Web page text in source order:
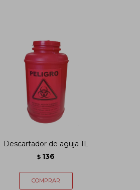
Descartador de aguja 1L
$ 136